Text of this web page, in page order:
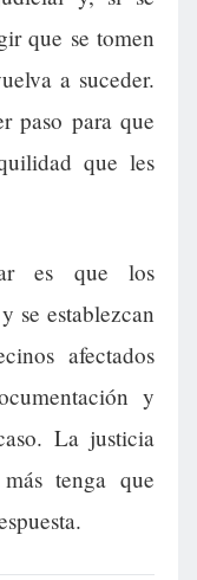
que se tomen
a suceder.
paso para que
que les
es que los
se establezcan
afectados
y
La justicia
tenga que